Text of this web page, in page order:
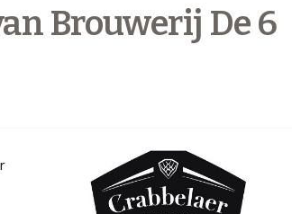
Brouwerij De 6